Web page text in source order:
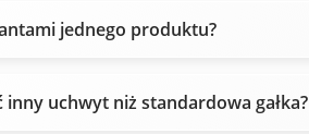
jednego produktu?
inny uchwyt niż standardowa gałka?